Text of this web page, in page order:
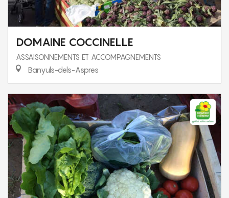
DOMAINE COCCINELLE
ASSAISONNEMENTS ET ACCOMPAGNEMENTS
Banyuls-dels-Aspres